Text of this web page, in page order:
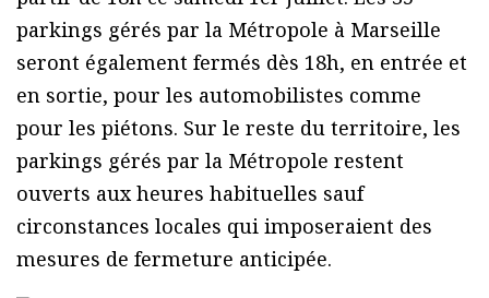
parkings gérés par la Métropole à Marseille
seront également fermés dès 18h, en entrée et
en sortie, pour les automobilistes comme
pour les piétons. Sur le reste du territoire, les
parkings gérés par la Métropole restent
ouverts aux heures habituelles sauf
circonstances locales qui imposeraient des
mesures de fermeture anticipée.